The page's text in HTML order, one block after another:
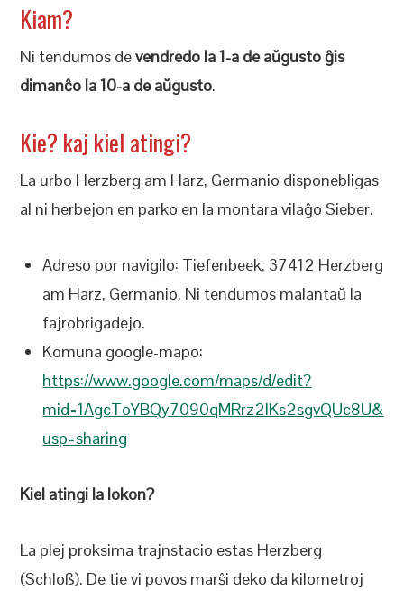
Kiam?
Ni tendumos devendredo la 1-a de aŭgusto ĝis
dimanĉo la 10-a de aŭgusto.
Kie? kaj kiel atingi?
La urbo Herzberg am Harz, Germanio disponebligas
al ni herbejon en parko en la montara vilaĝo Sieber.
Adreso por navigilo: Tiefenbeek, 37412 Herzberg
am Harz, Germanio. Ni tendumos malantaŭ la
fajrobrigadejo.
Komuna google-mapo:
https://www.google.com/maps/d/edit?
mid=1AgcToYBQy7090qMRrz2IKs2sgvQUc8U&
usp=sharing
Kiel atingi la lokon?
La plej proksima trajnstacio estas Herzberg
(Schloß). De tie vi povos marŝi deko da kilometroj